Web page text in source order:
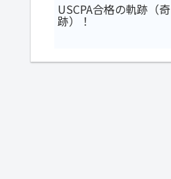
USCPA合格の軌跡（奇
跡）！